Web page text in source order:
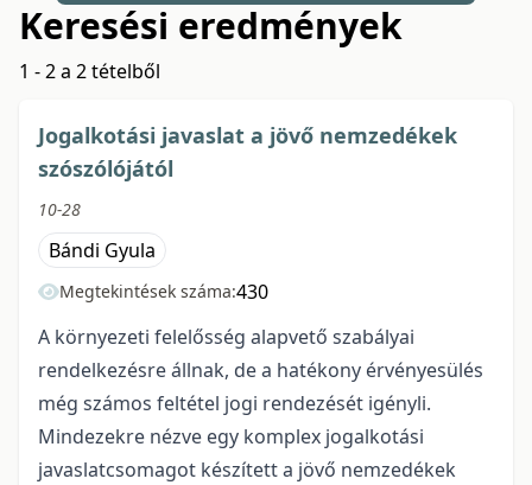
Keresési eredmények
1 - 2 a 2 tételből
Jogalkotási javaslat a jövő nemzedékek
szószólójától
10-28
Bándi Gyula
Megtekintések száma:430
A környezeti felelősség alapvető szabályai
rendelkezésre állnak, de a hatékony érvényesülés
még számos feltétel jogi rendezését igényli.
Mindezekre nézve egy komplex jogalkotási
javaslatcsomagot készített a jövő nemzedékek